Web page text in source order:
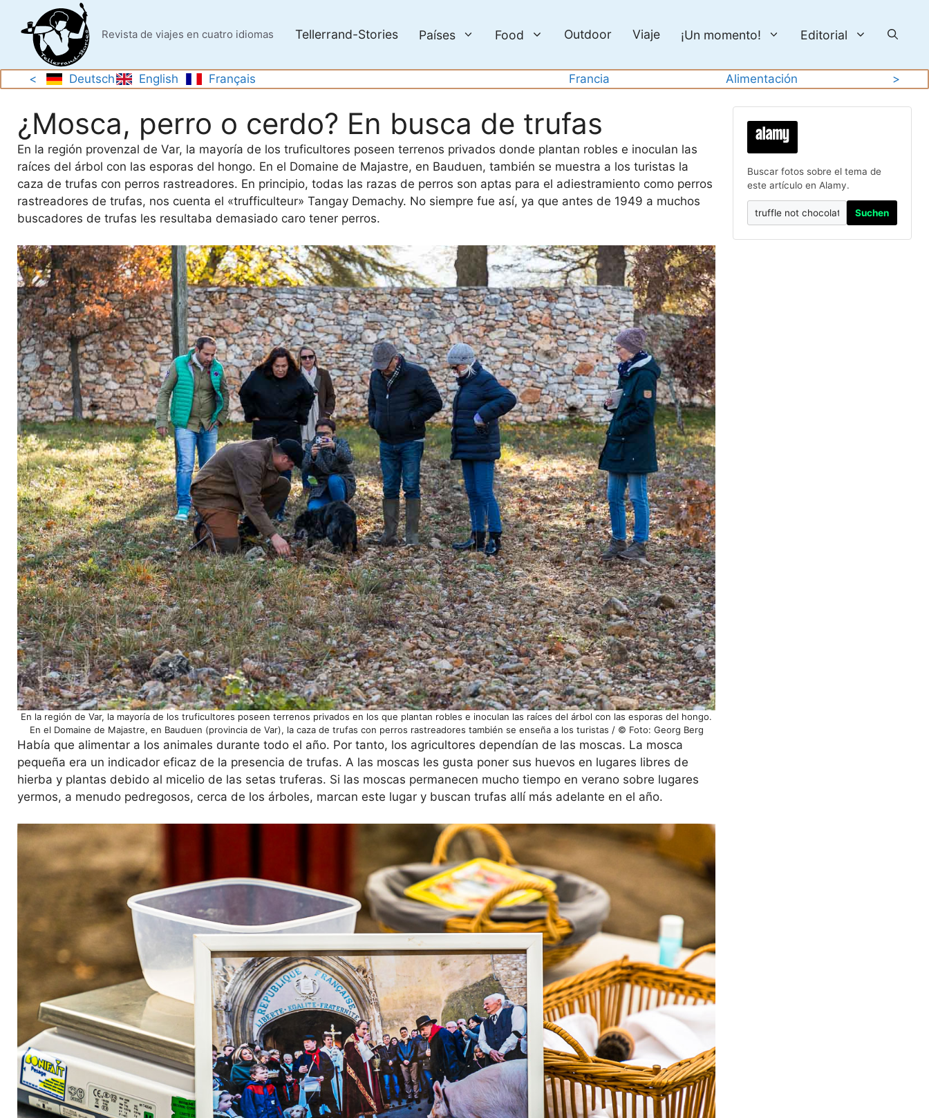
contenido
Revista de viajes en cuatro idiomas Tellerrand-Stories Países Food Outdoor Viaje ¡Un momento! Editorial
< Deutsch English Français Francia Alimentación >
¿Mosca, perro o cerdo? En busca de trufas
En la región provenzal de Var, la mayoría de los truficultores poseen terrenos privados donde plantan robles e inoculan las
raíces del árbol con las esporas del hongo. En el Domaine de Majastre, en Bauduen, también se muestra a los turistas la
caza de trufas con perros rastreadores. En principio, todas las razas de perros son aptas para el adiestramiento como perros
rastreadores de trufas, nos cuenta el «trufficulteur» Tangay Demachy. No siempre fue así, ya que antes de 1949 a muchos
buscadores de trufas les resultaba demasiado caro tener perros.
En la región de Var, la mayoría de los truficultores poseen terrenos privados en los que plantan robles e inoculan las raíces del árbol con las esporas del hongo.
En el Domaine de Majastre, en Bauduen (provincia de Var), la caza de trufas con perros rastreadores también se enseña a los turistas / © Foto: Georg Berg
Había que alimentar a los animales durante todo el año. Por tanto, los agricultores dependían de las moscas. La mosca
pequeña era un indicador eficaz de la presencia de trufas. A las moscas les gusta poner sus huevos en lugares libres de
hierba y plantas debido al micelio de las setas truferas. Si las moscas permanecen mucho tiempo en verano sobre lugares
yermos, a menudo pedregosos, cerca de los árboles, marcan este lugar y buscan trufas allí más adelante en el año.
Buscar fotos sobre el tema de
este artículo en Alamy.
Suchen